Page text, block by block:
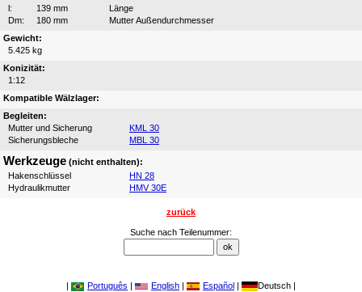
l:
139 mm
Länge
Dm:
180 mm
Mutter Außendurchmesser
Gewicht:
5.425 kg
Konizität:
1:12
Kompatible Wälzlager:
Begleiten:
Mutter und Sicherung
KML 30
Sicherungsbleche
MBL 30
Werkzeuge (nicht enthalten):
Hakenschlüssel
HN 28
Hydraulikmutter
HMV 30E
zurück
Suche nach Teilenummer:
| Português | English | Español | Deutsch |